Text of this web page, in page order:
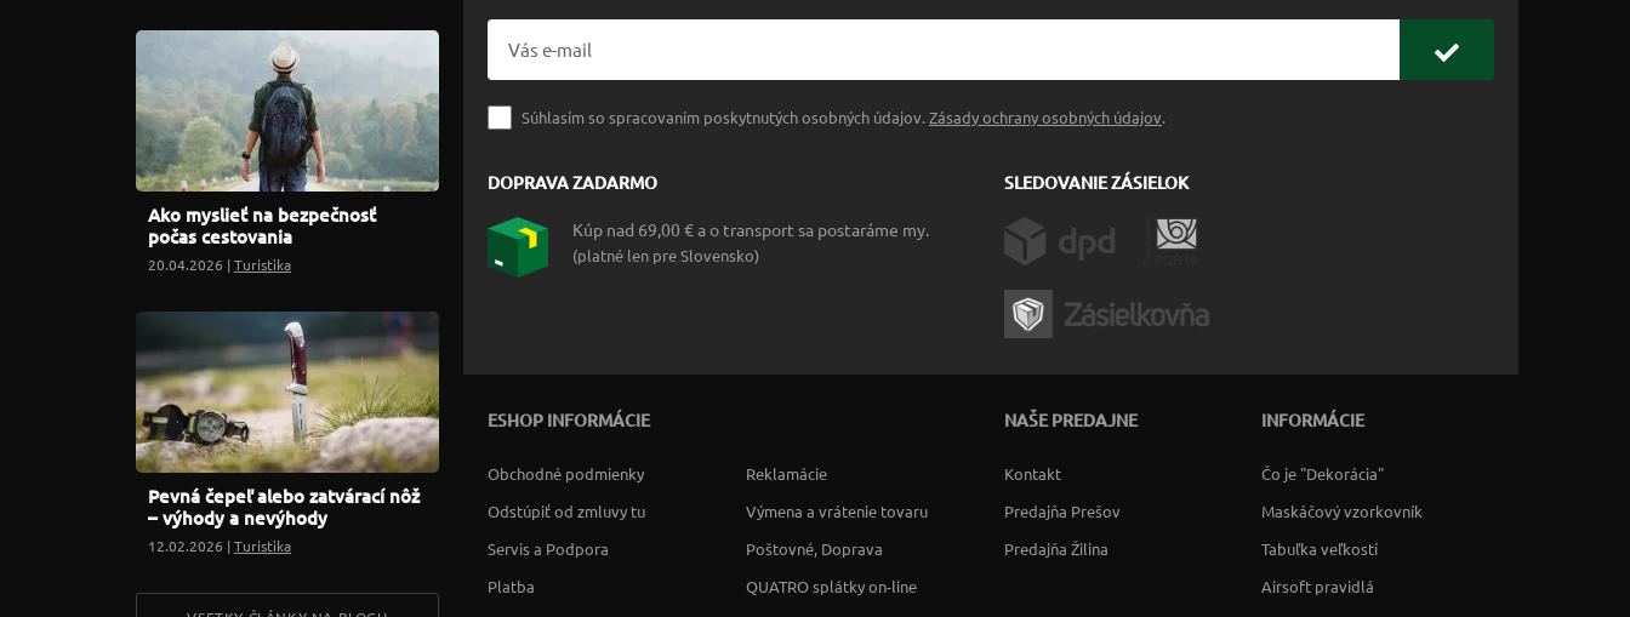
Ako myslieť na bezpečnosť
počas cestovania
20.04.2026 |Turistika
Pevná čepeľ alebo zatvárací nôž
– výhody a nevýhody
12.02.2026 |Turistika
Súhlasím so spracovaním poskytnutých osobných údajov.Zásady ochrany osobných údajov.
DOPRAVA ZADARMO
Kúp nad 69,00 € a o transport sa postaráme my.
(platné len pre Slovensko)
SLEDOVANIE ZÁSIELOK
ESHOP INFORMÁCIE
Obchodné podmienky
Reklamácie
Odstúpiť od zmluvy tu
Výmena a vrátenie tovaru
Servis a Podpora
Poštovné, Doprava
Platba
QUATRO splátky on-line
NAŠE PREDAJNE
Kontakt
Predajňa Prešov
Predajňa Žilina
INFORMÁCIE
Čo je "Dekorácia"
Maskáčový vzorkovník
Tabuľka veľkostí
Airsoft pravidlá